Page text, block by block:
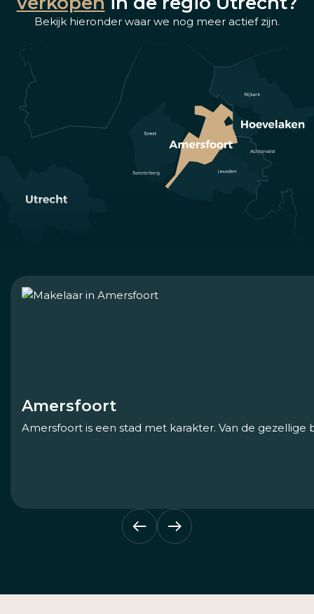
Bekijk hieronder waar we nog meer actief zijn.
Amersfoort
Amersfoort is een stad met karakter. Van de